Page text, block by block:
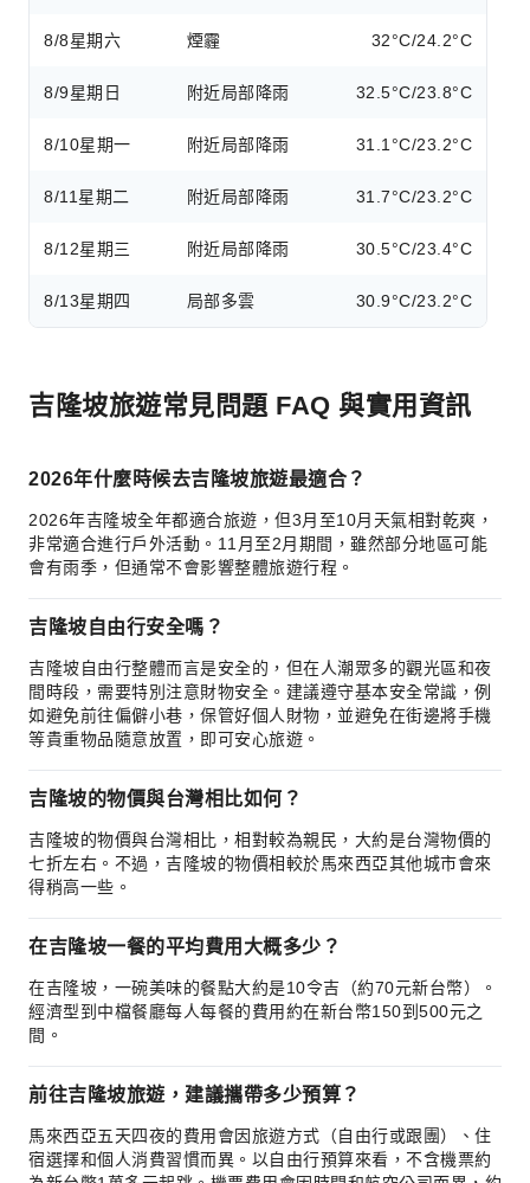
8/8星期六 煙霾 32°C/24.2°C
8/9星期日 附近局部降雨 32.5°C/23.8°C
8/10星期一 附近局部降雨 31.1°C/23.2°C
8/11 星期二 附近局部降雨 31.7°C/23.2°C
8/12星期三 附近局部降雨 30.5°C/23.4°C
8/13星期四 局部多雲 30.9°C/23.2°C
吉隆坡旅遊常見問題 FAQ 與實用資訊
2026年什麼時候去吉隆坡旅遊最適合？
2026年吉隆坡全年都適合旅遊，但3月至10月天氣相對乾爽，
非常適合進行戶外活動。11月至2月期間，雖然部分地區可能
會有雨季，但通常不會影響整體旅遊行程。
吉隆坡自由行安全嗎？
吉隆坡自由行整體而言是安全的，但在人潮眾多的觀光區和夜
間時段，需要特別注意財物安全。建議遵守基本安全常識，例
如避免前往偏僻小巷，保管好個人財物，並避免在街邊將手機
等貴重物品隨意放置，即可安心旅遊。
吉隆坡的物價與台灣相比如何？
吉隆坡的物價與台灣相比，相對較為親民，大約是台灣物價的
七折左右。不過，吉隆坡的物價相較於馬來西亞其他城市會來
得稍高一些。
在吉隆坡一餐的平均費用大概多少？
在吉隆坡，一碗美味的餐點大約是10令吉（約70元新台幣）。
經濟型到中檔餐廳每人每餐的費用約在新台幣150到500元之
間。
前往吉隆坡旅遊，建議攜帶多少預算？
馬來西亞五天四夜的費用會因旅遊方式（自由行或跟團）、住
宿選擇和個人消費習慣而異。以自由行預算來看，不含機票約